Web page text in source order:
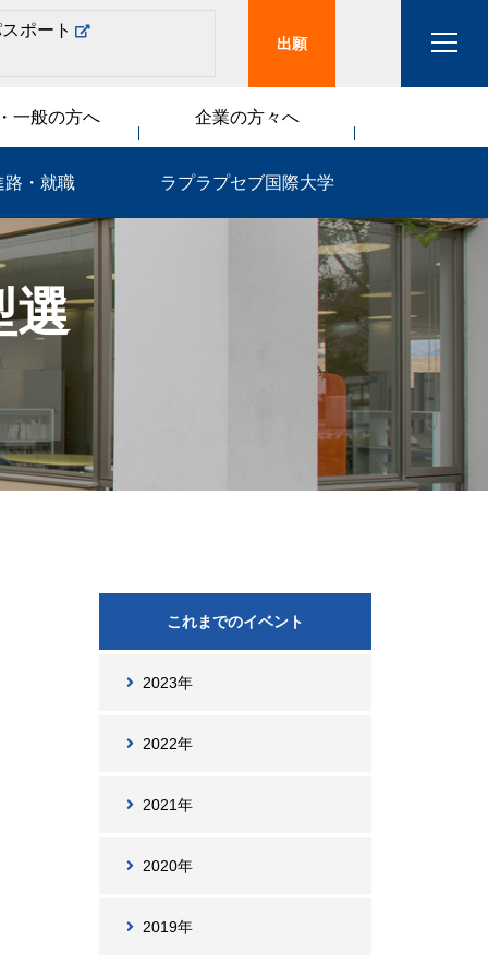
ポート
一般の方へ 企業の方々へ
路・就職 ラプラプセブ国際大学
選
これまでのイベント
2023年
2022年
2021年
2020年
2019年
出願